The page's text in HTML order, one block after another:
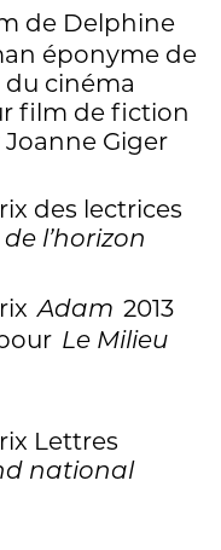
de Delphine
éponyme de
du cinéma
film de fiction
Giger
des lectrices
l’horizon
Adam 2013
Le Milieu
Lettres
national